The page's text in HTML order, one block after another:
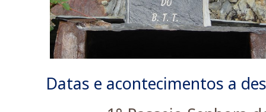
Datas e acontecimentos a